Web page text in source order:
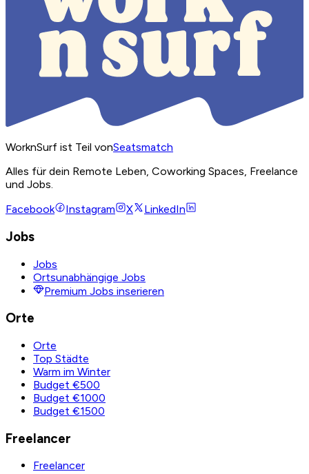
WorknSurf ist Teil vonSeatsmatch
Alles für dein Remote Leben, Coworking Spaces, Freelance
und Jobs.
Facebook
Instagram X LinkedIn
Jobs
Jobs
Ortsunabhängige Jobs
Premium Jobs inserieren
Orte
Orte
Top Städte
Warm im Winter
Budget €500
Budget €1000
Budget €1500
Freelancer
Freelancer